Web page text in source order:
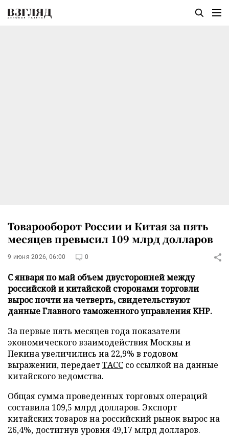
Товарооборот России и Китая за пять
месяцев превысил 109 млрд долларов
9 июня 2026, 06:00 0
С января по май объем двусторонней между
российской и китайской сторонами торговли
вырос почти на четверть, свидетельствуют
данные Главного таможенного управления КНР.
За первые пять месяцев года показатели
экономического взаимодействия Москвы и
Пекина увеличились на 22,9% в годовом
выражении, передаетТАСС со ссылкой на данные
китайского ведомства.
Общая сумма проведенных торговых операций
составила 109,5 млрд долларов. Экспорт
китайских товаров на российский рынок вырос на
26,4%, достигнув уровня 49,17 млрд долларов.